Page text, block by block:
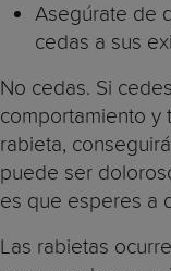
Asegúrate de
cedas a sus
No cedas. Si
comportamiento y
rabieta,
puede ser
es que esperes a
Las rabietas